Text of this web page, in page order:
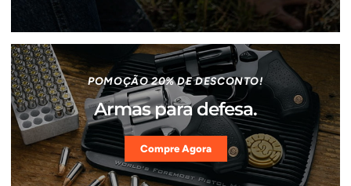
POMOÇÃO 20% DE DESCONTO!
Armas para defesa.
Compre Agora